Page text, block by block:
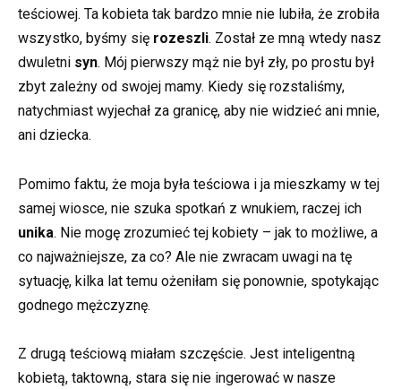
teściowej. Ta kobieta tak bardzo mnie nie lubiła, że zrobiła
wszystko, byśmy się rozeszli. Został ze mną wtedy nasz
dwuletni syn. Mój pierwszy mąż nie był zły, po prostu był
zbyt zależny od swojej mamy. Kiedy się rozstaliśmy,
natychmiast wyjechał za granicę, aby nie widzieć ani mnie,
ani dziecka.
Pomimo faktu, że moja była teściowa i ja mieszkamy w tej
samej wiosce, nie szuka spotkań z wnukiem, raczej ich
unika. Nie mogę zrozumieć tej kobiety – jak to możliwe, a
co najważniejsze, za co? Ale nie zwracam uwagi na tę
sytuację, kilka lat temu ożeniłam się ponownie, spotykając
godnego mężczyznę.
Z drugą teściową miałam szczęście. Jest inteligentną
kobietą, taktowną, stara się nie ingerować w nasze